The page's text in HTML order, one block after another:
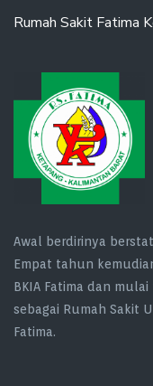
Rumah Sakit Fatima
Awal berdirinya
Empat tahun
BKIA Fatima dan
sebagai Rumah Sakit
Fatima.